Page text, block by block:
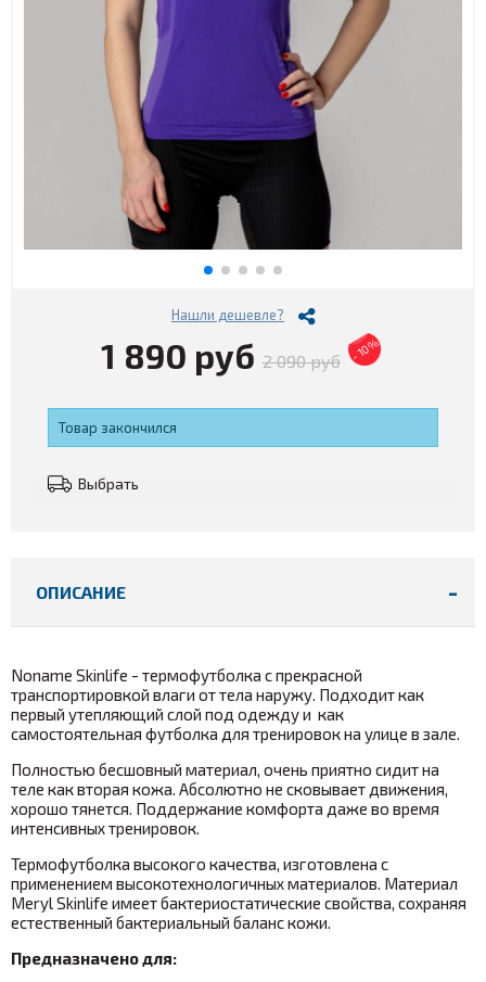
Нашли дешевле?
1 890 руб 2 090 руб - 10%
Товар закончился
Выбрать
ОПИСАНИЕ
Noname Skinlife - термофутболка с прекрасной
транспортировкой влаги от тела наружу. Подходит как
первый утепляющий слой под одежду и как
самостоятельная футболка для тренировок на улице в зале.
Полностью бесшовный материал, очень приятно сидит на
теле как вторая кожа. Абсолютно не сковывает движения,
хорошо тянется. Поддержание комфорта даже во время
интенсивных тренировок.
Термофутболка высокого качества, изготовлена с
применением высокотехнологичных материалов. Материал
Meryl Skinlife имеет бактериостатические свойства, сохраняя
естественный бактериальный баланс кожи.
Предназначено для: